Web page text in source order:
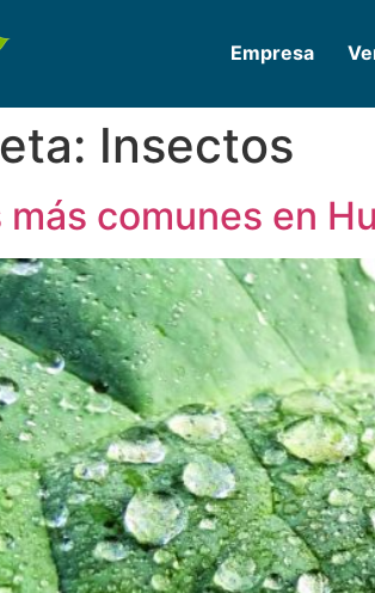
Empresa
Insectos
más comunes en